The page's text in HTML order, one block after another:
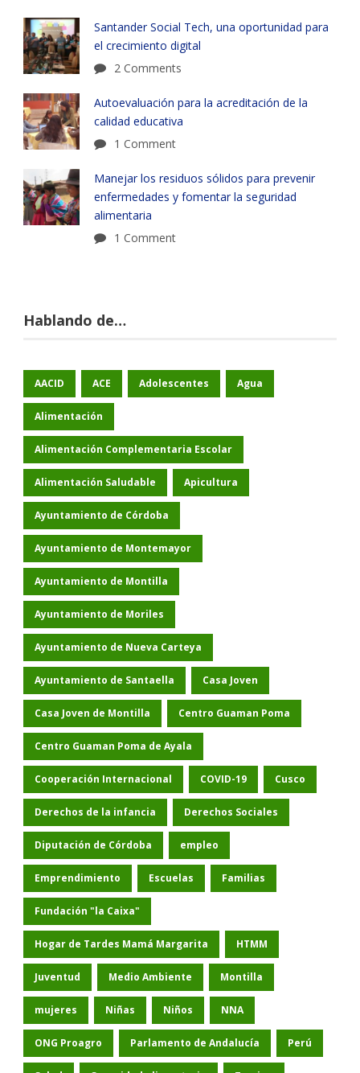
Santander Social Tech, una oportunidad para
el crecimiento digital
2 Comments
Autoevaluación para la acreditación de la
calidad educativa
1 Comment
Manejar los residuos sólidos para prevenir
enfermedades y fomentar la seguridad
alimentaria
1 Comment
Hablando de…
AACID ACE Adolescentes Agua
Alimentación
Alimentación Complementaria Escolar
Alimentación Saludable Apicultura
Ayuntamiento de Córdoba
Ayuntamiento de Montemayor
Ayuntamiento de Montilla
Ayuntamiento de Moriles
Ayuntamiento de Nueva Carteya
Ayuntamiento de Santaella Casa Joven
Casa Joven de Montilla Centro Guaman Poma
Centro Guaman Poma de Ayala
Cooperación Internacional COVID-19 Cusco
Derechos de la infancia Derechos Sociales
Diputación de Córdoba empleo
Emprendimiento Escuelas Familias
Fundación "la Caixa"
Hogar de Tardes Mamá Margarita HTMM
Juventud Medio Ambiente Montilla
mujeres Niñas Niños NNA
ONG Proagro Parlamento de Andalucía Perú